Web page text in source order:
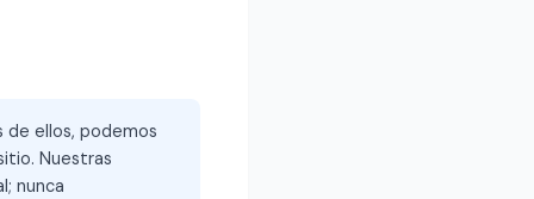
de ellos, podemos
Nuestras
nunca